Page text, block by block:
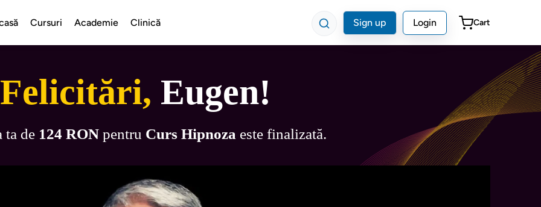
Cursuri Academie Clinică Sign up Login Cart
Felicitări, Eugen!
ta de 124 RON pentru Curs Hipnoza este finalizată.